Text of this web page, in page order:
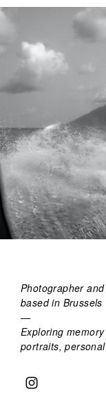
Photographer
based in Brussels
—
Exploring
portraits,